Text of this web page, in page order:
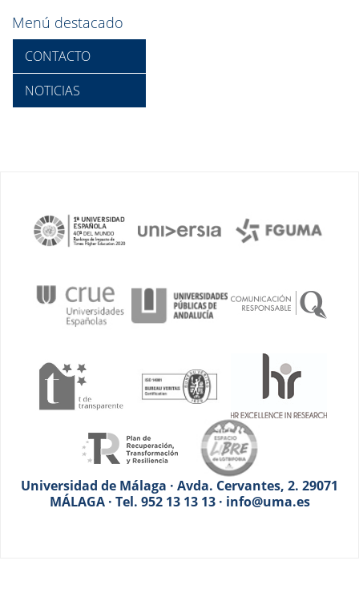
Menú destacado
CONTACTO
NOTICIAS
Universidad de Málaga · Avda. Cervantes, 2. 29071
MÁLAGA · Tel. 952 13 13 13 · info@uma.es